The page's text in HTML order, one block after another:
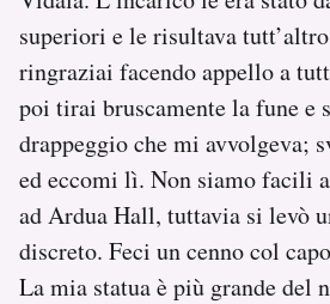
superiori e le risultava
ringraziai facendo appello a
poi tirai bruscamente la fune e
drappeggio che mi avvolgeva;
ed eccomi lì. Non siamo facili
ad Ardua Hall, tuttavia si levò
discreto. Feci un cenno col
La mia statua è più grande del